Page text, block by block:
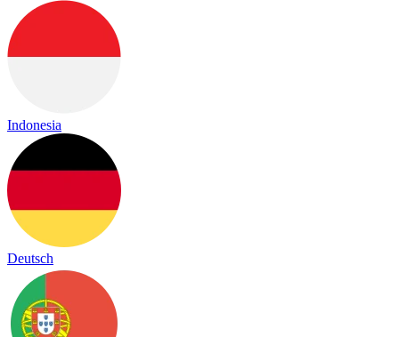
Indonesia
Deutsch